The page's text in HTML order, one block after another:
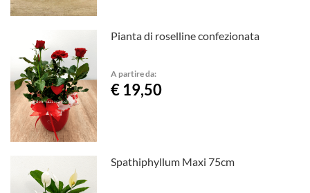
Pianta di roselline confezionata
A partire da:
€ 19,50
Spathiphyllum Maxi 75cm